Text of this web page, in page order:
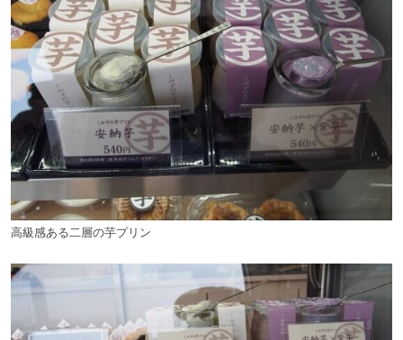
高級感ある二層の芋プリン